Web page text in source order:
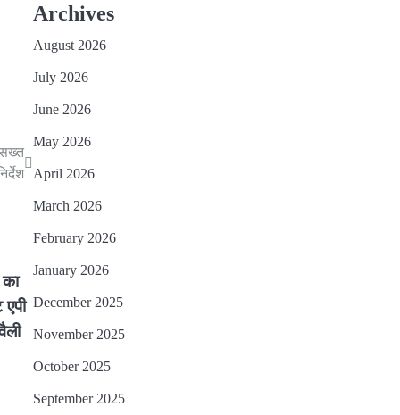
सख्त
का
एपी
Archives
August 2026
July 2026
June 2026
May 2026
April 2026
March 2026
February 2026
January 2026
December 2025
November 2025
October 2025
September 2025